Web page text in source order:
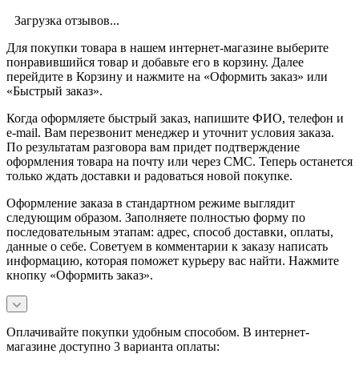
Загрузка отзывов...
Для покупки товара в нашем интернет-магазине выберите
понравившийся товар и добавьте его в корзину. Далее
перейдите в Корзину и нажмите на «Оформить заказ» или
«Быстрый заказ».
Когда оформляете быстрый заказ, напишите ФИО, телефон и
e-mail. Вам перезвонит менеджер и уточнит условия заказа.
По результатам разговора вам придет подтверждение
оформления товара на почту или через СМС. Теперь останется
только ждать доставки и радоваться новой покупке.
Оформление заказа в стандартном режиме выглядит
следующим образом. Заполняете полностью форму по
последовательным этапам: адрес, способ доставки, оплаты,
данные о себе. Советуем в комментарии к заказу написать
информацию, которая поможет курьеру вас найти. Нажмите
кнопку «Оформить заказ».
Оплачивайте покупки удобным способом. В интернет-
магазине доступно 3 варианта оплаты: